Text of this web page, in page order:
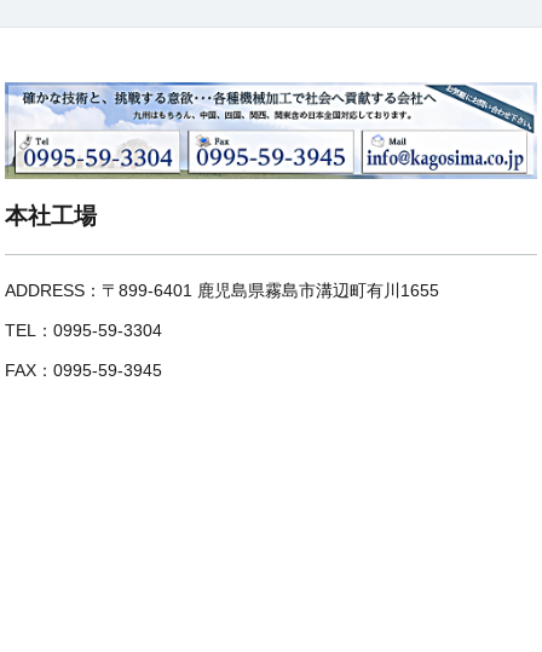
本社工場
ADDRESS：〒899-6401 鹿児島県霧島市溝辺町有川1655
TEL：0995-59-3304
FAX：0995-59-3945